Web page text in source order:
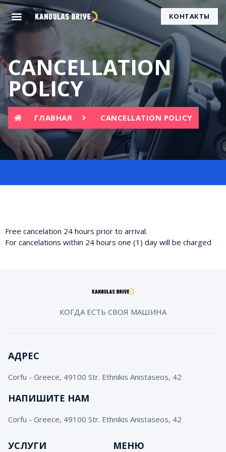
КОНТАКТЫ
CANCELLATION
POLICY
ГЛАВНАЯ CANCELLATION POLICY
Free cancelation 24 hours prior to arrival.
For cancelations within 24 hours one (1) day will be charged
КОГДА ЕСТЬ СВОЯ МАШИНА
АДРЕС
Corfu - Greece, 49100 Str. Ethnikis Anistaseos, 42
НАПИШИТЕ НАМ
Corfu - Greece, 49100 Str. Ethnikis Anistaseos, 42
УСЛУГИ МЕНЮ